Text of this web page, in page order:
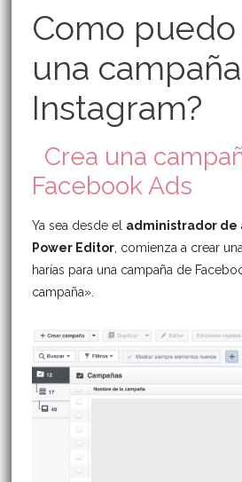
Como
una
Instagram?
Crea una
Facebook Ads
Ya sea desde el administrador de
Power Editor, comienza a crear
harías para una campaña de
campaña».